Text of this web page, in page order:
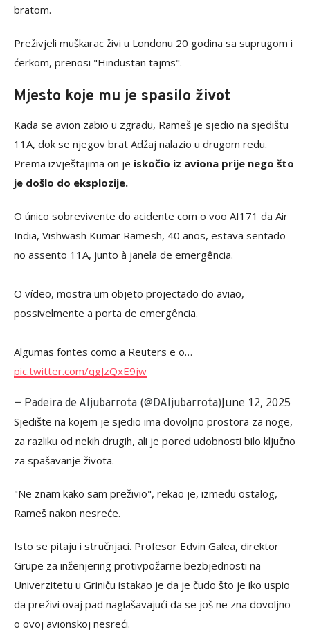
bratom.
Preživjeli muškarac živi u Londonu 20 godina sa suprugom i
ćerkom, prenosi "Hindustan tajms".
Mjesto koje mu je spasilo život
Kada se avion zabio u zgradu, Rameš je sjedio na sjedištu
11A, dok se njegov brat Adžaj nalazio u drugom redu.
Prema izvještajima on je iskočio iz aviona prije nego što
je došlo do eksplozije.
O único sobrevivente do acidente com o voo AI171 da Air
India, Vishwash Kumar Ramesh, 40 anos, estava sentado
no assento 11A, junto à janela de emergência.
O vídeo, mostra um objeto projectado do avião,
possivelmente a porta de emergência.
Algumas fontes como a Reuters e o…
pic.twitter.com/qgJzQxE9jw
— Padeira de Aljubarrota (@DAljubarrota)June 12, 2025
Sjedište na kojem je sjedio ima dovoljno prostora za noge,
za razliku od nekih drugih, ali je pored udobnosti bilo ključno
za spašavanje života.
"Ne znam kako sam preživio", rekao je, između ostalog,
Rameš nakon nesreće.
Isto se pitaju i stručnjaci. Profesor Edvin Galea, direktor
Grupe za inženjering protivpožarne bezbjednosti na
Univerzitetu u Griniču istakao je da je čudo što je iko uspio
da preživi ovaj pad naglašavajući da se još ne zna dovoljno
o ovoj avionskoj nesreći.